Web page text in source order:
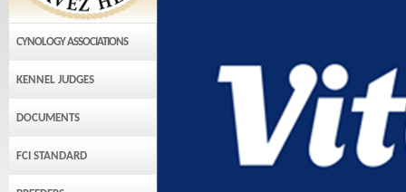
CYNOLOGY ASSOCIATIONS
KENNEL JUDGES
DOCUMENTS
FCI STANDARD